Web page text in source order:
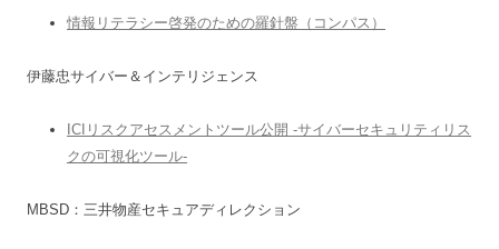
情報リテラシー啓発のための羅針盤（コンパス）
伊藤忠サイバー＆インテリジェンス
ICIリスクアセスメントツール公開 -サイバーセキュリティリス
クの可視化ツール-
MBSD：三井物産セキュアディレクション